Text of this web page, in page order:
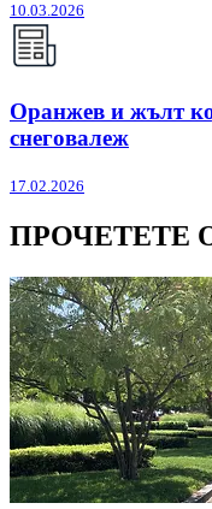
10.03.2026
Оранжев и жълт
снеговалеж
17.02.2026
ПРОЧЕТЕТЕ